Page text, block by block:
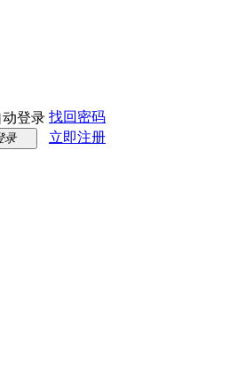
动登录 找回密码
录 立即注册